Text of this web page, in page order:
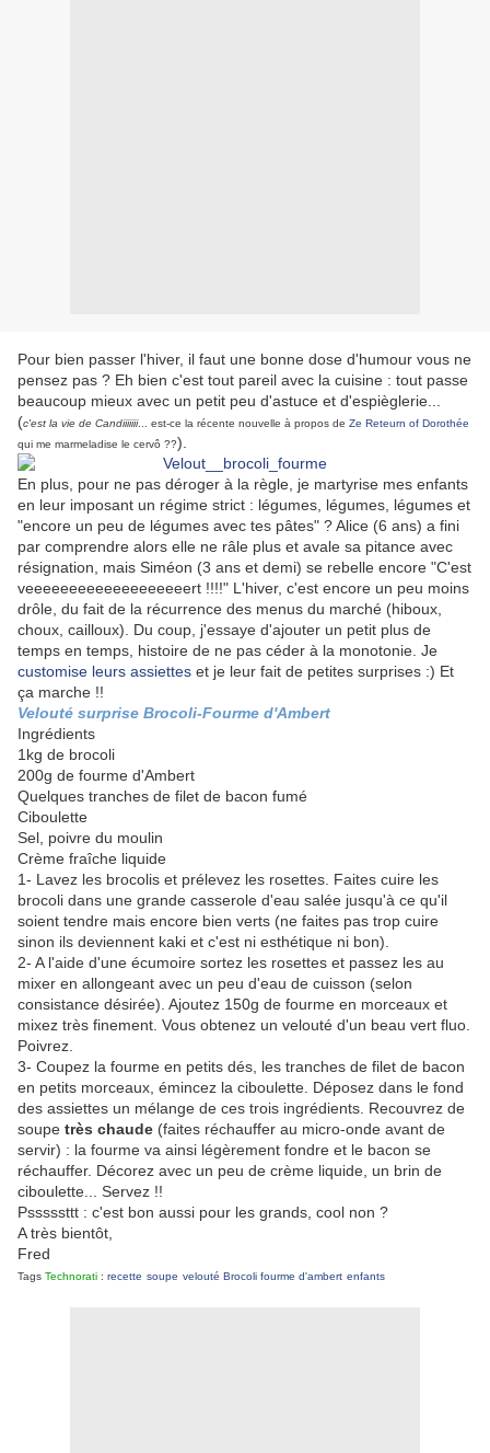
Pour bien passer l'hiver, il faut une bonne dose d'humour vous ne
pensez pas ? Eh bien c'est tout pareil avec la cuisine : tout passe
beaucoup mieux avec un petit peu d'astuce et d'espièglerie...
(c'est la vie de Candiiiiiii... est-ce la récente nouvelle à propos de Ze Reteurn of Dorothée
qui me marmeladise le cervô ??).
En plus, pour ne pas déroger à la règle, je martyrise mes enfants
en leur imposant un régime strict : légumes, légumes, légumes et
"encore un peu de légumes avec tes pâtes" ? Alice (6 ans) a fini
par comprendre alors elle ne râle plus et avale sa pitance avec
résignation, mais Siméon (3 ans et demi) se rebelle encore "C'est
veeeeeeeeeeeeeeeeeeert !!!!" L'hiver, c'est encore un peu moins
drôle, du fait de la récurrence des menus du marché (hiboux,
choux, cailloux). Du coup, j'essaye d'ajouter un petit plus de
temps en temps, histoire de ne pas céder à la monotonie. Je
customise leurs assiettes et je leur fait de petites surprises :) Et
ça marche !!
Velouté surprise Brocoli-Fourme d'Ambert
Ingrédients
1kg de brocoli
200g de fourme d'Ambert
Quelques tranches de filet de bacon fumé
Ciboulette
Sel, poivre du moulin
Crème fraîche liquide
1- Lavez les brocolis et prélevez les rosettes. Faites cuire les
brocoli dans une grande casserole d'eau salée jusqu'à ce qu'il
soient tendre mais encore bien verts (ne faites pas trop cuire
sinon ils deviennent kaki et c'est ni esthétique ni bon).
2- A l'aide d'une écumoire sortez les rosettes et passez les au
mixer en allongeant avec un peu d'eau de cuisson (selon
consistance désirée). Ajoutez 150g de fourme en morceaux et
mixez très finement. Vous obtenez un velouté d'un beau vert fluo.
Poivrez.
3- Coupez la fourme en petits dés, les tranches de filet de bacon
en petits morceaux, émincez la ciboulette. Déposez dans le fond
des assiettes un mélange de ces trois ingrédients. Recouvrez de
soupe très chaude (faites réchauffer au micro-onde avant de
servir) : la fourme va ainsi légèrement fondre et le bacon se
réchauffer. Décorez avec un peu de crème liquide, un brin de
ciboulette... Servez !!
Psssssttt : c'est bon aussi pour les grands, cool non ?
A très bientôt,
Fred
Tags Technorati : recette soupe velouté Brocoli fourme d'ambert enfants